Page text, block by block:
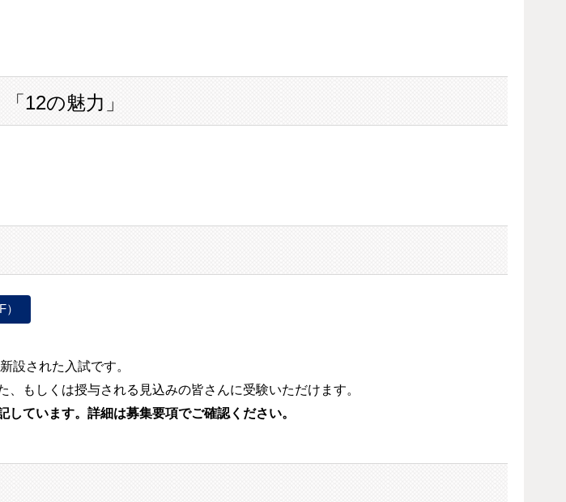
12の魅力」
設された入試です。
、もしくは授与される見込みの皆さんに受験いただけます。
しています。詳細は募集要項でご確認ください。